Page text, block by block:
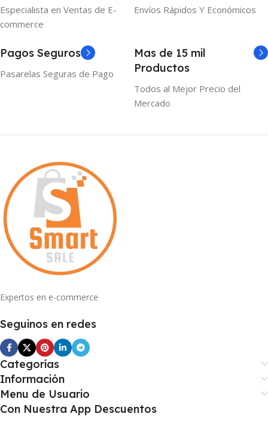
Especialista en Ventas de E-
commerce
Envíos Rápidos Y Económicos
Pagos Seguros
Pasarelas Seguras de Pago
Mas de 15 mil
Productos
Todos al Mejor Precio del
Mercado
Expertos en e-commerce
Seguinos en redes
Categorías
Información
Menu de Usuario
Con Nuestra App Descuentos